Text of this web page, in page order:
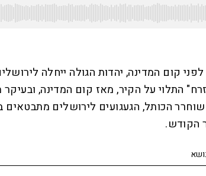
קום המדינה, יהדות הגולה ייחלה
התלוי על הקיר, מאז קום המדינה,
הכותל, הגעגועים לירושלים מתבטאים
הקודש.